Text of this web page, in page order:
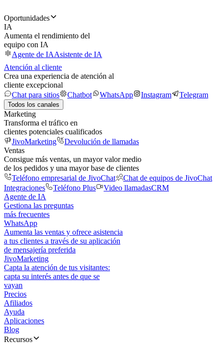
Oportunidades
IA
Aumenta el rendimiento del
equipo con IA
Agente de IAAsistente de IA
Atención al cliente
Crea una experiencia de atención al
cliente excepcional
Chat para sitios
Chatbot WhatsApp Instagram Telegram
Todos los canales
Marketing
Transforma el tráfico en
clientes potenciales cualificados
JivoMarketing
Devolución de llamadas
Ventas
Consigue más ventas, un mayor valor medio
de los pedidos y una mayor base de clientes
Teléfono empresarial de JivoChat
Chat de equipos de JivoChat
Integraciones
Teléfono Plus Video llamadasCRM
Agente de IA
Gestiona las preguntas
más frecuentes
WhatsApp
Aumenta las ventas y ofrece asistencia
a tus clientes a través de su aplicación
de mensajería preferida
JivoMarketing
Capta la atención de tus visitantes:
capta su interés antes de que se
vayan
Precios
Afiliados
Ayuda
Aplicaciones
Blog
Recursos